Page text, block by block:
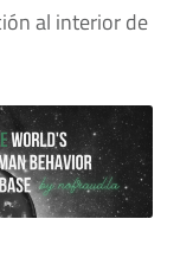
al interior de